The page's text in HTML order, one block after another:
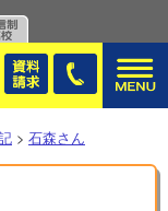
> 石森さん